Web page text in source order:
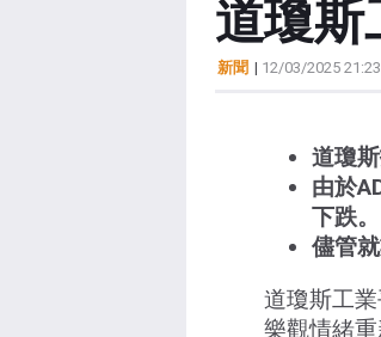
道瓊斯
新聞 | 12/03/2025
道瓊
由於
下跌。
儘管
道瓊斯工
樂觀情緒